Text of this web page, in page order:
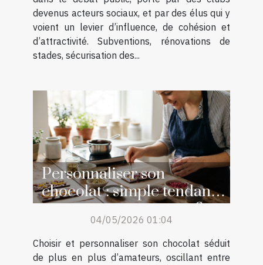
devenus acteurs sociaux, et par des élus qui y
voient un levier d’influence, de cohésion et
d’attractivité. Subventions, rénovations de
stades, sécurisation des...
Personnaliser son
chocolat : simple tendance
ou retour aux sources ?
04/05/2026 01:04
Choisir et personnaliser son chocolat séduit
de plus en plus d’amateurs, oscillant entre